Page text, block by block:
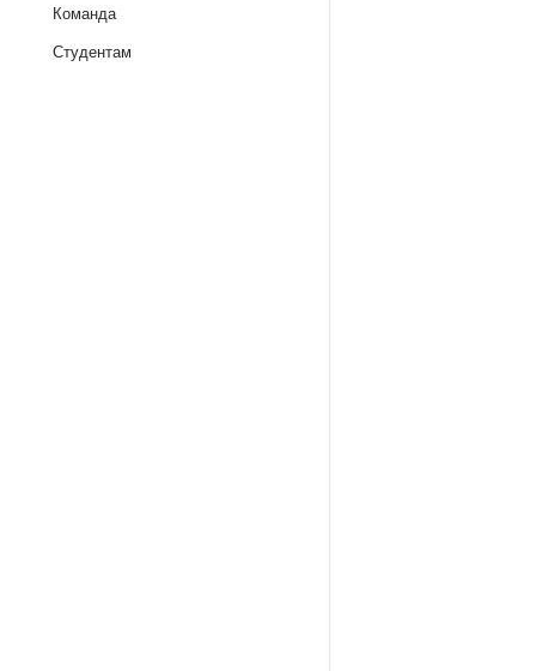
Команда
Студентам